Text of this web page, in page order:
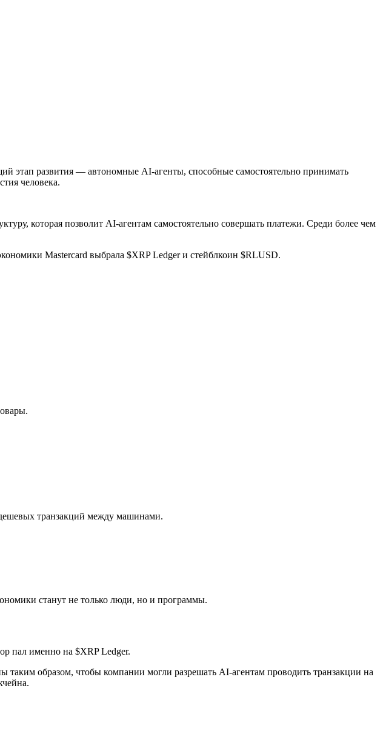
этап развития — автономные AI-агенты, способные самостоятельно принимать
человека.
которая позволит AI-агентам самостоятельно совершать платежи. Среди более чем
Mastercard выбрала $XRP Ledger и стейблкоин $RLUSD.
дешевых транзакций между машинами.
станут не только люди, но и программы.
пал именно на $XRP Ledger.
образом, чтобы компании могли разрешать AI-агентам проводить транзакции на